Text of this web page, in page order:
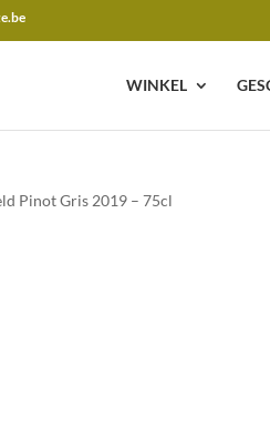
WINKEL
Pinot Gris 2019 – 75cl